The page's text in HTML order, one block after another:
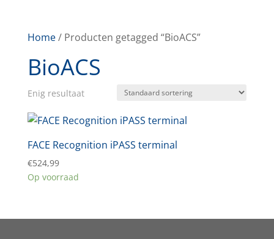
Home/ Producten getagged “BioACS”
BioACS
Enig resultaat
FACE Recognition iPASS terminal
€524,99
Op voorraad